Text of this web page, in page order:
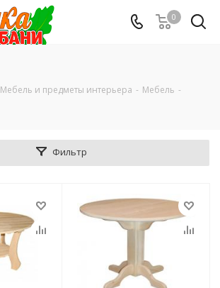
0
Мебель и предметы интерьера - Мебель -
Фильтр